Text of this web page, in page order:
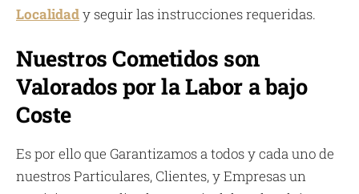
Localidady seguir las instrucciones requeridas.
Nuestros Cometidos son
Valorados por la Labor a bajo
Coste
Es por ello que Garantizamos a todos y cada uno de
nuestros Particulares, Clientes, y Empresas un